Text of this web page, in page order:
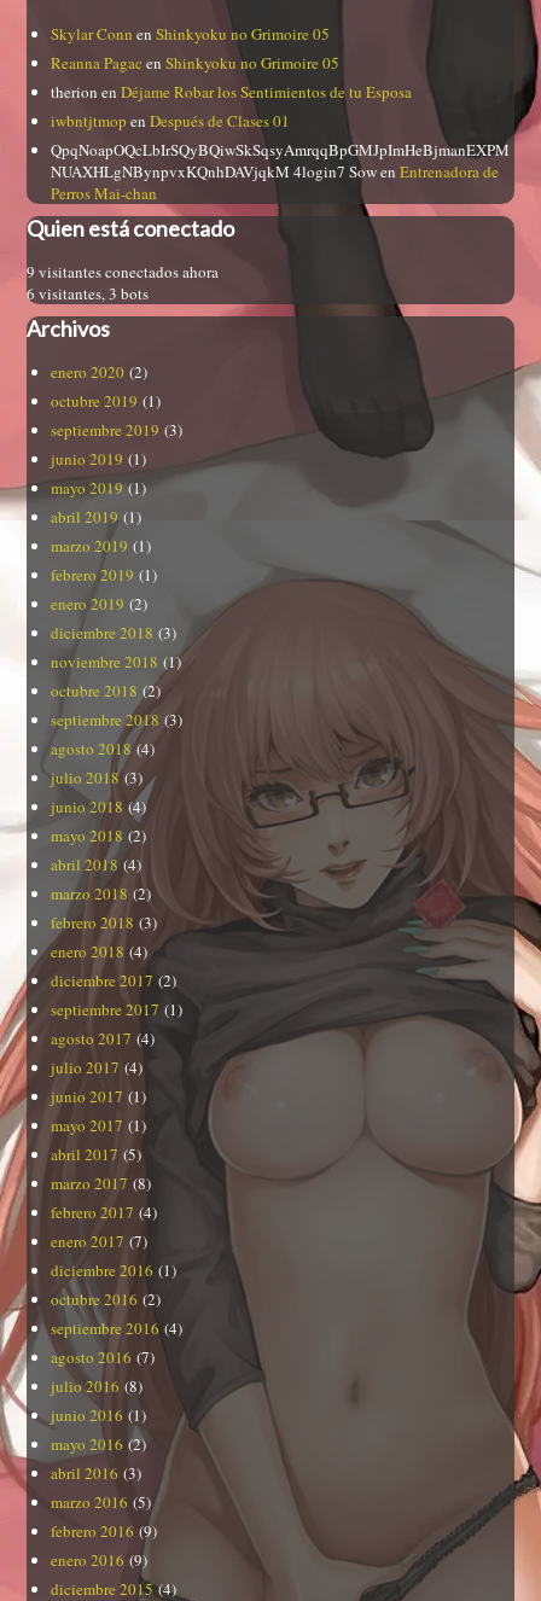
Skylar Conn enShinkyoku no Grimoire 05
Reanna Pagac enShinkyoku no Grimoire 05
therion enDéjame Robar los Sentimientos de tu Esposa
iwbntjtmop enDespués de Clases 01
QpqNoapOQcLbIrSQyBQiwSkSqsyAmrqqBpGMJpImHeBjmanEXPM
NUAXHLgNBynpvxKQnhDAVjqkM 4login7 SowenEntrenadora de
Perros Mai-chan
Quien está conectado
9 visitantes conectados ahora
6 visitantes, 3 bots
Archivos
enero 2020 (2)
octubre 2019 (1)
septiembre 2019 (3)
junio 2019 (1)
mayo 2019(1)
abril 2019 (1)
marzo 2019 (1)
febrero 2019 (1)
enero 2019 (2)
diciembre 2018 (3)
noviembre 2018 (1)
octubre 2018 (2)
septiembre 2018 (3)
agosto 2018(4)
julio 2018(3)
junio 2018 (4)
mayo 2018 (2)
abril 2018 (4)
marzo 2018 (2)
febrero 2018 (3)
enero 2018 (4)
diciembre 2017 (2)
septiembre 2017 (1)
agosto 2017 (4)
julio 2017 (4)
junio 2017 (1)
mayo 2017 (1)
abril 2017 (5)
marzo 2017 (8)
febrero 2017 (4)
enero 2017 (7)
diciembre 2016 (1)
octubre 2016 (2)
septiembre 2016 (4)
agosto 2016 (7)
julio 2016 (8)
junio 2016 (1)
mayo 2016 (2)
abril 2016 (3)
marzo 2016 (5)
febrero 2016 (9)
enero 2016 (9)
diciembre 2015(4)